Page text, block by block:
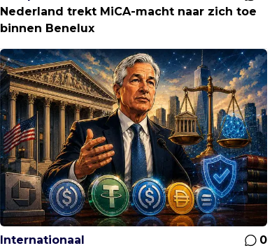
Nederland trekt MiCA-macht naar zich toe
binnen Benelux
Internationaal
0